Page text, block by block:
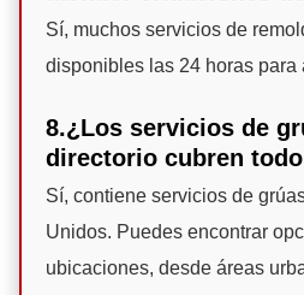
Sí, muchos servicios de
disponibles las 24 horas para
8.¿Los servicios de
directorio cubren
Sí, contiene servicios de
Unidos. Puedes encontrar
ubicaciones, desde áreas